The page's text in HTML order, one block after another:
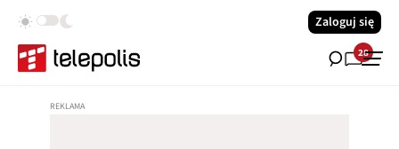
Zaloguj się
28